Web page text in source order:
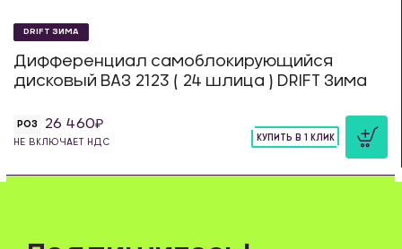
DRIFT ЗИМА
Дифференциал самоблокирующийся
дисковый ВАЗ 2123 ( 24 шлица ) DRIFT Зима
РОЗ 26 460
НЕ ВКЛЮЧАЕТ НДС
КУПИТЬ В 1 КЛИК